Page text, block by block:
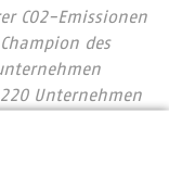
CO2-Emissionen
des
Unternehmen
den